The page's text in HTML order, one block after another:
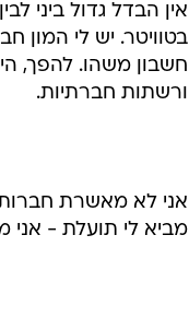
אין הבדל גדול ביני
בטוויטר. יש לי
חשבון משהו. להפך,
ורשתות חברתיות.
אני לא מאשרת
מביא לי תועלת - אני